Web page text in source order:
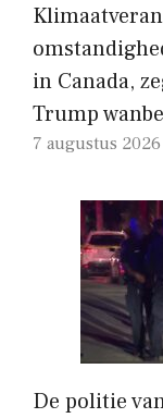
in Canada,
Trump
7 augustus 2026
De politie